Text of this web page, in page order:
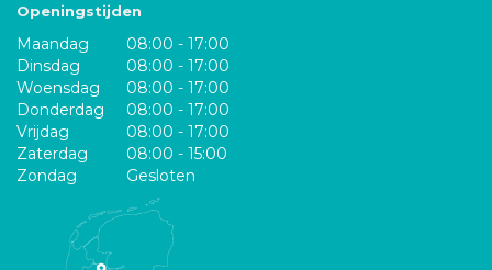
Openingstijden
Maandag
08:00 - 17:00
Dinsdag
08:00 - 17:00
Woensdag
08:00 - 17:00
Donderdag
08:00 - 17:00
Vrijdag
08:00 - 17:00
Zaterdag
08:00 - 15:00
Zondag
Gesloten